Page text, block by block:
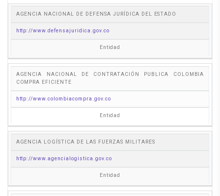
AGENCIA NACIONAL DE DEFENSA JURÍDICA DEL ESTADO
http://www.defensajuridica.gov.co
Entidad
AGENCIA NACIONAL DE CONTRATACIÓN PUBLICA COLOMBIA
COMPRA EFICIENTE
http://www.colombiacompra.gov.co
Entidad
AGENCIA LOGÍSTICA DE LAS FUERZAS MILITARES
http://www.agencialogistica.gov.co
Entidad